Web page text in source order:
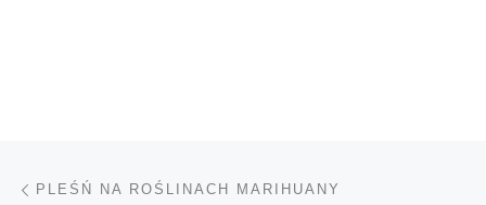
Nawigacja wpisu
PLEŚŃ NA ROŚLINACH MARIHUANY